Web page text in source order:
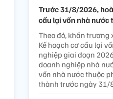
Trước 31/8/2026,
cấu lại vốn nhà nước
Theo đó, khẩn trương
Kế hoạch cơ cấu lại
nghiệp giai đoạn
doanh nghiệp nhà
vốn nhà nước thuộc
thành trước ngày 31/